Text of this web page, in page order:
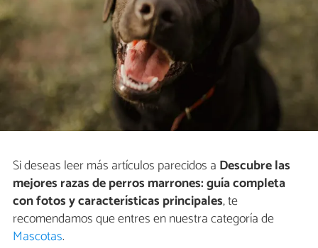
Si deseas leer más artículos parecidos a Descubre las
mejores razas de perros marrones: guía completa
con fotos y características principales, te
recomendamos que entres en nuestra categoría de
Mascotas.